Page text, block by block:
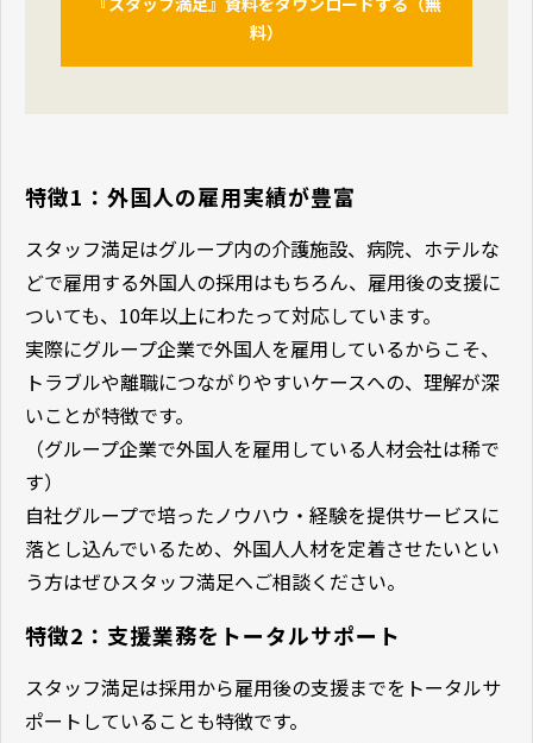
料）
特徴1：外国人の雇用実績が豊富
スタッフ満足はグループ内の介護施設、病院、ホテルな
どで雇用する外国人の採用はもちろん、雇用後の支援に
ついても、10年以上にわたって対応しています。
実際にグループ企業で外国人を雇用しているからこそ、
トラブルや離職につながりやすいケースへの、理解が深
いことが特徴です。
（グループ企業で外国人を雇用している人材会社は稀で
す）
自社グループで培ったノウハウ・経験を提供サービスに
落とし込んでいるため、外国人人材を定着させたいとい
う方はぜひスタッフ満足へご相談ください。
特徴2：支援業務をトータルサポート
スタッフ満足は採用から雇用後の支援までをトータルサ
ポートしていることも特徴です。